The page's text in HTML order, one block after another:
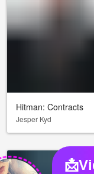
Hitman: Contracts
Jesper Kyd